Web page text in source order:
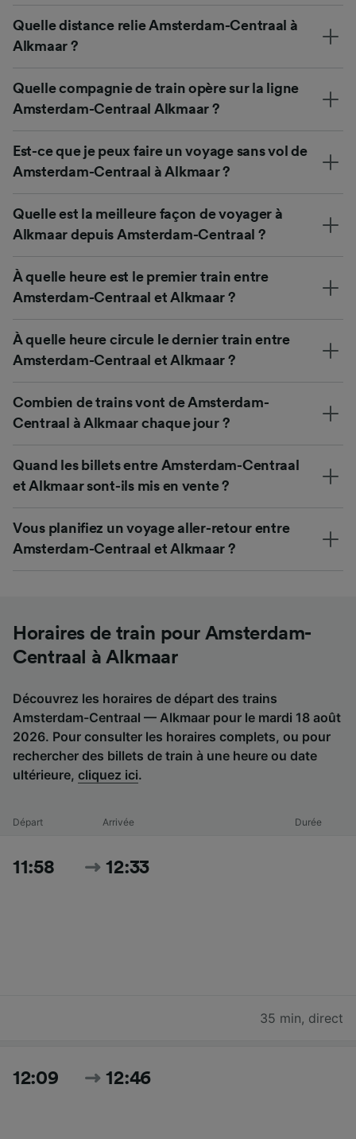
Quelle distance relie Amsterdam-Centraal à
Alkmaar ?
Quelle compagnie de train opère sur la ligne
Amsterdam-Centraal Alkmaar ?
Est-ce que je peux faire un voyage sans vol de
Amsterdam-Centraal à Alkmaar ?
Quelle est la meilleure façon de voyager à
Alkmaar depuis Amsterdam-Centraal ?
À quelle heure est le premier train entre
Amsterdam-Centraal et Alkmaar ?
À quelle heure circule le dernier train entre
Amsterdam-Centraal et Alkmaar ?
Combien de trains vont de Amsterdam-
Centraal à Alkmaar chaque jour ?
Quand les billets entre Amsterdam-Centraal
et Alkmaar sont-ils mis en vente ?
Vous planifiez un voyage aller-retour entre
Amsterdam-Centraal et Alkmaar ?
Horaires de train pour Amsterdam-
Centraal à Alkmaar
Découvrez les horaires de départ des trains
Amsterdam-Centraal — Alkmaar pour le mardi 18 août
2026. Pour consulter les horaires complets, ou pour
rechercher des billets de train à une heure ou date
ultérieure, cliquez ici.
Départ Arrivée Durée
11:58 12:33
35 min, direct
12:09 12:46